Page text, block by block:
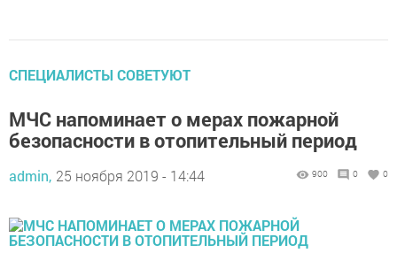
СПЕЦИАЛИСТЫ СОВЕТУЮТ
МЧС напоминает о мерах пожарной
безопасности в отопительный период
admin, 25 ноября 2019 - 14:44 900 0 0